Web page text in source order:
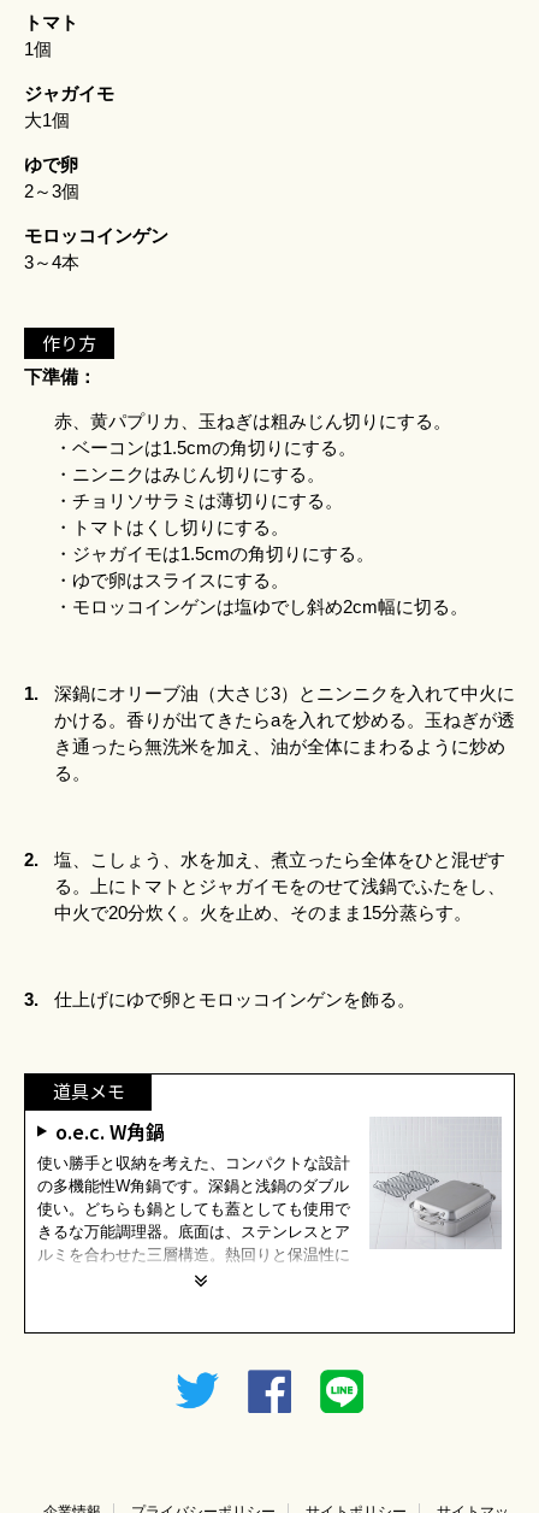
トマト
1個
ジャガイモ
大1個
ゆで卵
2～3個
モロッコインゲン
3～4本
作り方
下準備：
赤、黄パプリカ、玉ねぎは粗みじん切りにする。
・ベーコンは1.5cmの角切りにする。
・ニンニクはみじん切りにする。
・チョリソサラミは薄切りにする。
・トマトはくし切りにする。
・ジャガイモは1.5cmの角切りにする。
・ゆで卵はスライスにする。
・モロッコインゲンは塩ゆでし斜め2cm幅に切る。
1.
深鍋にオリーブ油（大さじ3）とニンニクを入れて中火に
かける。香りが出てきたらaを入れて炒める。玉ねぎが透
き通ったら無洗米を加え、油が全体にまわるように炒め
る。
2.
塩、こしょう、水を加え、煮立ったら全体をひと混ぜす
る。上にトマトとジャガイモをのせて浅鍋でふたをし、
中火で20分炊く。火を止め、そのまま15分蒸らす。
3. 仕上げにゆで卵とモロッコインゲンを飾る。
道具メモ
o.e.c. W角鍋
使い勝手と収納を考えた、コンパクトな設計
の多機能性W角鍋です。深鍋と浅鍋のダブル
使い。どちらも鍋としても蓋としても使用で
きるな万能調理器。底面は、ステンレスとア
ルミを合わせた三層構造。熱回りと保温性に